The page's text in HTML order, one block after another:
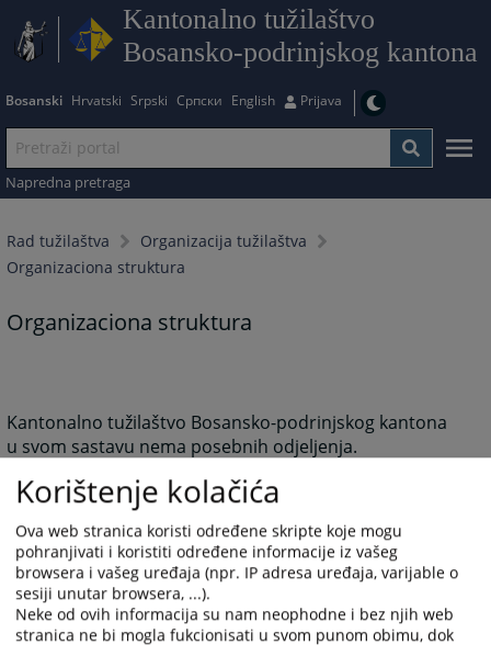
Kantonalno tužilaštvo
Bosansko-podrinjskog kantona
Bosanski Hrvatski Srpski Српски English Prijava
Napredna pretraga
Rad tužilaštva
Organizacija tužilaštva
Organizaciona struktura
Organizaciona struktura
Kantonalno tužilaštvo Bosansko-podrinjskog kantona
u svom sastavu nema posebnih odjeljenja.
Tužilaštvom rukovodi i predstavlja ga glavni kantonalni
tužilac i jedan kantonalni tužilac.
Korištenje kolačića
Ova web stranica koristi određene skripte koje mogu
pohranjivati i koristiti određene informacije iz vašeg
browsera i vašeg uređaja (npr. IP adresa uređaja, varijable o
sesiji unutar browsera, ...).
Neke od ovih informacija su nam neophodne i bez njih web
stranica ne bi mogla fukcionisati u svom punom obimu, dok